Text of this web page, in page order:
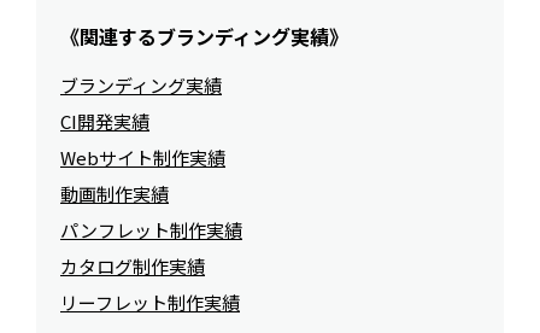
《関連するブランディング実績》
ブランディング実績
CI開発実績
Webサイト制作実績
動画制作実績
パンフレット制作実績
カタログ制作実績
リーフレット制作実績